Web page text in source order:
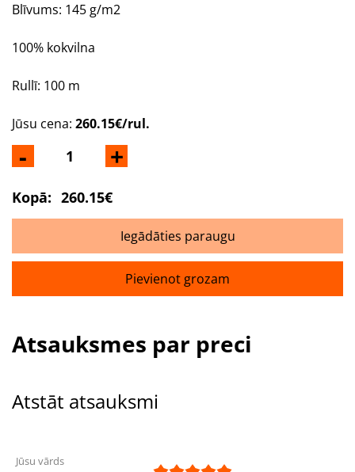
Blīvums: 145 g/m2
100% kokvilna
Rullī: 100 m
- +
Jūsu cena: 260.15€/rul.
Kopā: 260.15€
Iegādāties paraugu
Pievienot grozam
Atsauksmes par preci
Atstāt atsauksmi
Jūsu vārds